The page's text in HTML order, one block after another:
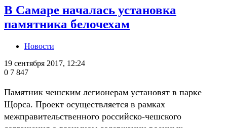
В Самаре началась установка
памятника белочехам
Новости
19 сентября 2017, 12:24
0 7 847
Памятник чешским легионерам установят в парке
Щорса. Проект осуществляется в рамках
межправительственного российско-чешского